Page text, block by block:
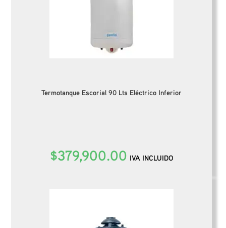
Termotanque Escorial 90 Lts Eléctrico Inferior
$379,900.00 IVA INCLUIDO